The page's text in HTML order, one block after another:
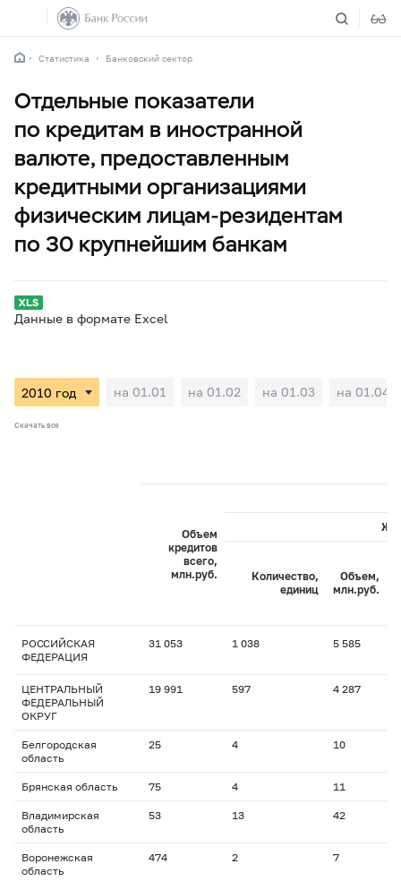
Статистика Банковский сектор
Отдельные показатели
по кредитам в иностранной
валюте, предоставленным
кредитными организациями
физическим лицам-резидентам
по 30 крупнейшим банкам
Данные в формате Excel
на 01.01 на 01.02 на 01.03 на 01.04
Скачать все
Объем
кредитов
всего,
млн.руб.
Количество,
единиц
Объем,
млн.руб.
РОССИЙСКАЯ
ФЕДЕРАЦИЯ
31 053 1 038 5 585
ЦЕНТРАЛЬНЫЙ
ФЕДЕРАЛЬНЫЙ
ОКРУГ
19 991 597 4 287
Белгородская
область
25 4 10
Брянская область 75 4 11
Владимирская
область
53 13 42
Воронежская
область
474 2 7